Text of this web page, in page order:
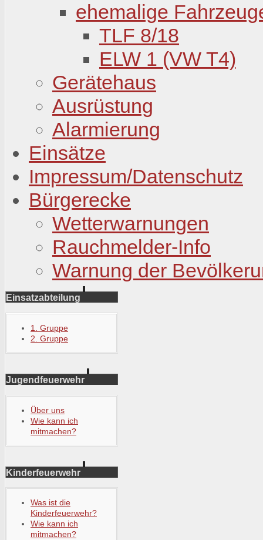
ehemalige
TLF 8/18
ELW 1 (VW T4)
Gerätehaus
Ausrüstung
Alarmierung
Einsätze
Impressum/Datenschutz
Bürgerecke
Wetterwarnungen
Rauchmelder-Info
Warnung der
Einsatzabteilung
1. Gruppe
2. Gruppe
Jugendfeuerwehr
Über uns
Wie kann ich
mitmachen?
Kinderfeuerwehr
Was ist die
Kinderfeuerwehr?
Wie kann ich
mitmachen?